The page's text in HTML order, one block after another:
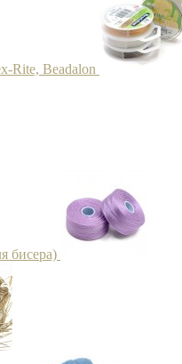
Rite, Beadalon
бисера)